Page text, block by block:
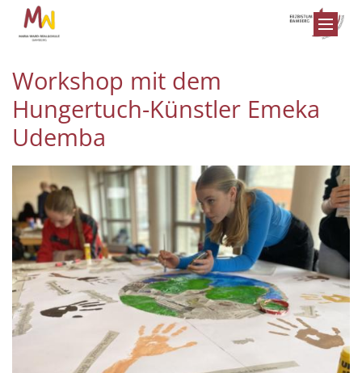
Zum Inhalt springen
Workshop mit dem
Hungertuch-Künstler Emeka
Udemba